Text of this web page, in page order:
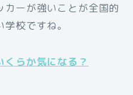
ーが強いことが全国的
校ですね。
らか気になる？